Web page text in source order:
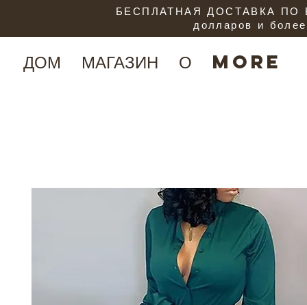
ДОМ МАГАЗИН О More
БЕСПЛАТНАЯ ДОСТАВКА ПО
долларов и